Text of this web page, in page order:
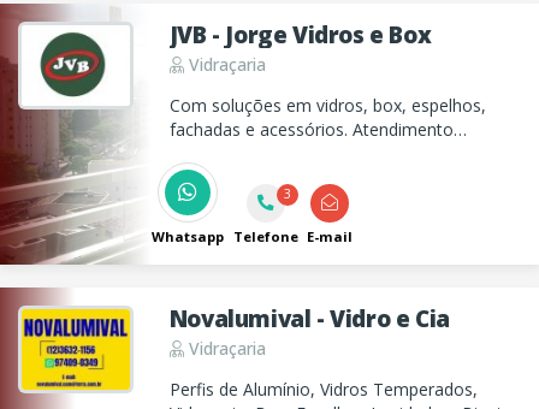
JVB - Jorge Vidros e Box
Vidraçaria
Com soluções em vidros, box, espelhos,
fachadas e acessórios. Atendimento
instalação imediata.
Whatsapp
3
Telefone E-mail
Novalumival - Vidro e Cia
Vidraçaria
Perfis de Alumínio, Vidros Temperados,